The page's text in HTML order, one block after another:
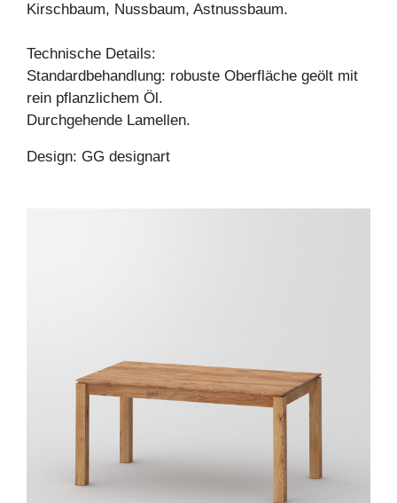
Kirschbaum, Nussbaum, Astnussbaum.
Technische Details:
Standardbehandlung: robuste Oberfläche geölt mit
rein pflanzlichem Öl.
Durchgehende Lamellen.
Design: GG designart